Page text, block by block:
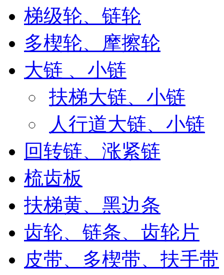
梯级轮、链轮
多楔轮、摩擦轮
大链 、小链
扶梯大链、小链
人行道大链、小链
回转链、涨紧链
梳齿板
扶梯黄、黑边条
齿轮、链条、齿轮片
皮带、多楔带、扶手带